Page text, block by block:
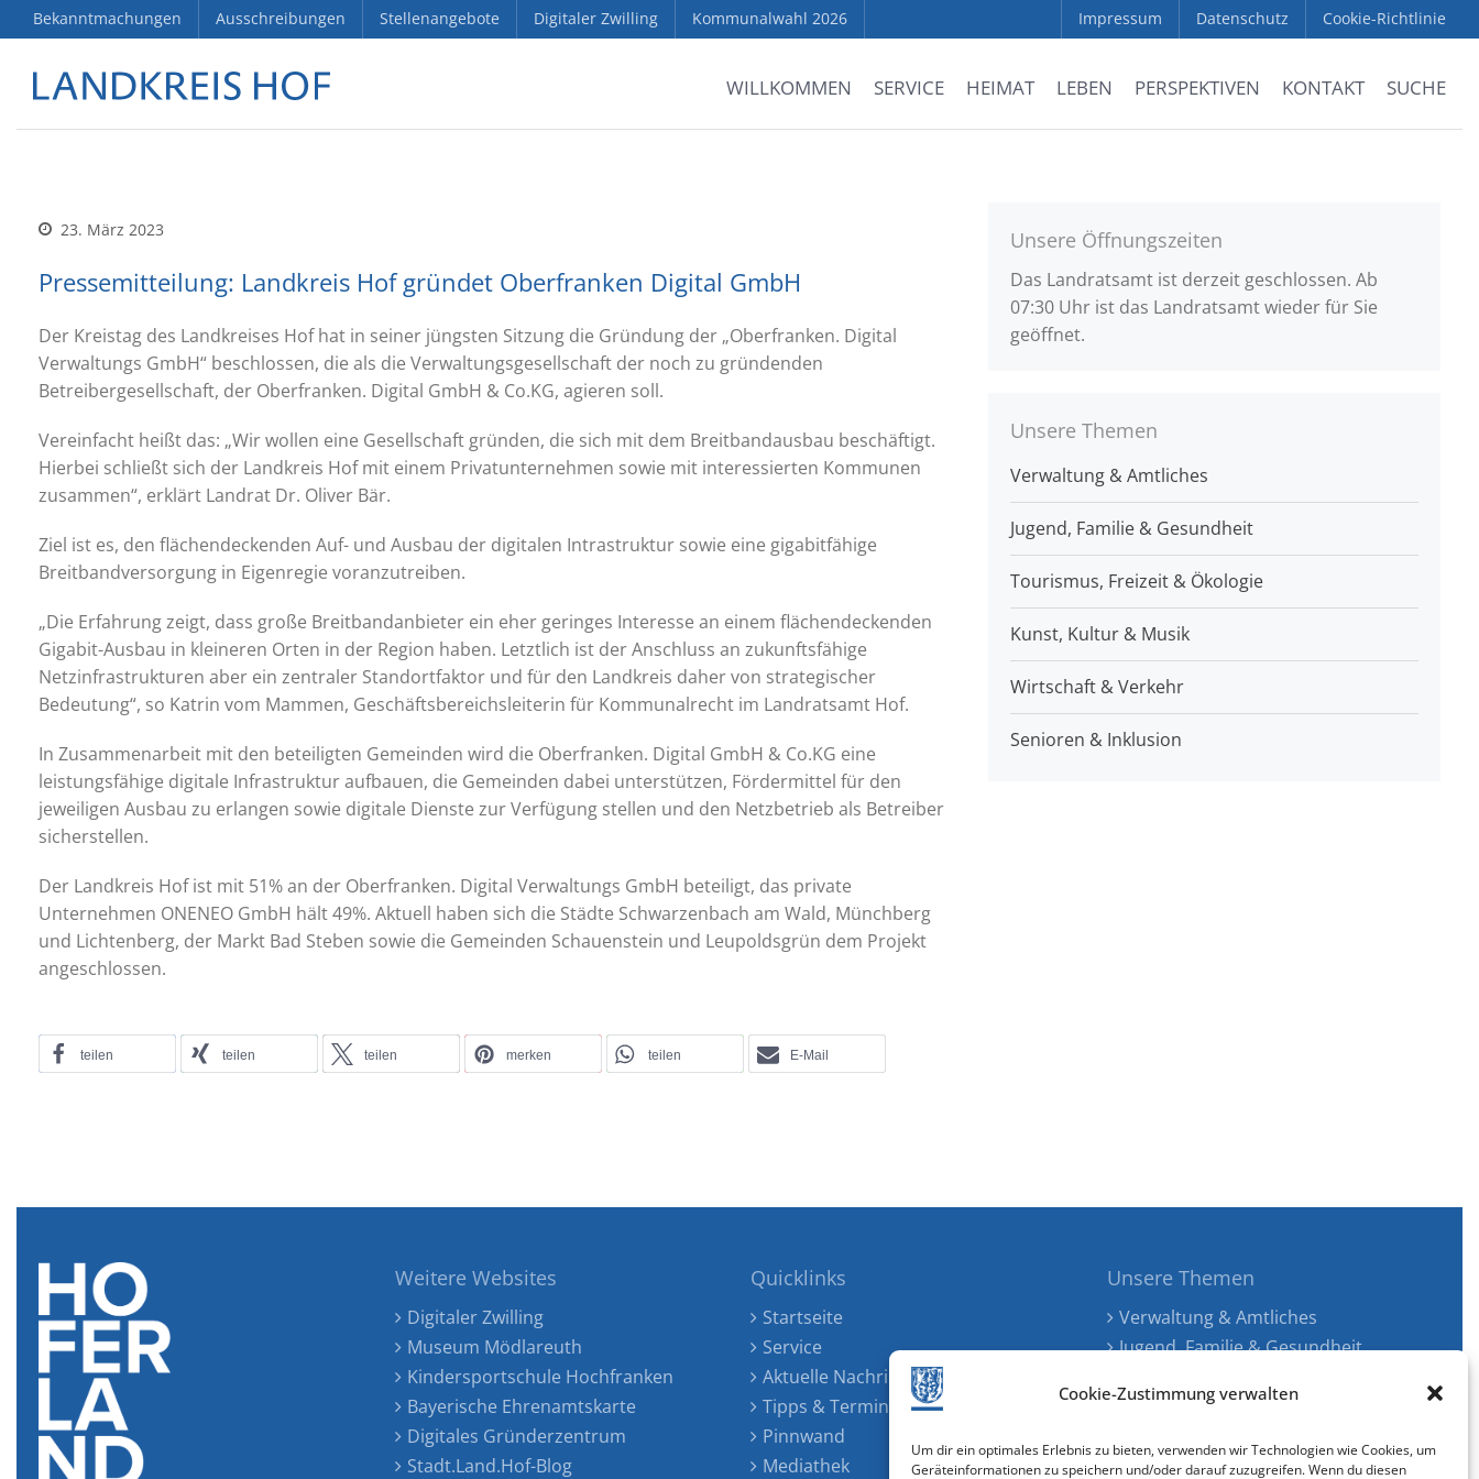
Cookie-Zustimmung verwalten
Um dir ein optimales Erlebnis zu bieten, verwenden wir Technologien wie Cookies, um
Geräteinformationen zu speichern und/oder darauf zuzugreifen. Wenn du diesen
Bekanntmachungen Ausschreibungen Stellenangebote Digitaler Zwilling Kommunalwahl 2026 Impressum Datenschutz Cookie-Richtlinie
WILLKOMMEN SERVICE HEIMAT LEBEN PERSPEKTIVEN KONTAKT SUCHE
23. März 2023
Pressemitteilung: Landkreis Hof gründet Oberfranken Digital GmbH
Der Kreistag des Landkreises Hof hat in seiner jüngsten Sitzung die Gründung der „Oberfranken. Digital
Verwaltungs GmbH“ beschlossen, die als die Verwaltungsgesellschaft der noch zu gründenden
Betreibergesellschaft, der Oberfranken. Digital GmbH & Co.KG, agieren soll.
Vereinfacht heißt das: „Wir wollen eine Gesellschaft gründen, die sich mit dem Breitbandausbau beschäftigt.
Hierbei schließt sich der Landkreis Hof mit einem Privatunternehmen sowie mit interessierten Kommunen
zusammen“, erklärt Landrat Dr. Oliver Bär.
Ziel ist es, den flächendeckenden Auf- und Ausbau der digitalen Intrastruktur sowie eine gigabitfähige
Breitbandversorgung in Eigenregie voranzutreiben.
„Die Erfahrung zeigt, dass große Breitbandanbieter ein eher geringes Interesse an einem flächendeckenden
Gigabit-Ausbau in kleineren Orten in der Region haben. Letztlich ist der Anschluss an zukunftsfähige
Netzinfrastrukturen aber ein zentraler Standortfaktor und für den Landkreis daher von strategischer
Bedeutung“, so Katrin vom Mammen, Geschäftsbereichsleiterin für Kommunalrecht im Landratsamt Hof.
In Zusammenarbeit mit den beteiligten Gemeinden wird die Oberfranken. Digital GmbH & Co.KG eine
leistungsfähige digitale Infrastruktur aufbauen, die Gemeinden dabei unterstützen, Fördermittel für den
jeweiligen Ausbau zu erlangen sowie digitale Dienste zur Verfügung stellen und den Netzbetrieb als Betreiber
sicherstellen.
Der Landkreis Hof ist mit 51% an der Oberfranken. Digital Verwaltungs GmbH beteiligt, das private
Unternehmen ONENEO GmbH hält 49%. Aktuell haben sich die Städte Schwarzenbach am Wald, Münchberg
und Lichtenberg, der Markt Bad Steben sowie die Gemeinden Schauenstein und Leupoldsgrün dem Projekt
angeschlossen.
teilen teilen teilen merken teilen E-Mail
Unsere Öffnungszeiten
Das Landratsamt ist derzeit geschlossen. Ab
07:30 Uhr ist das Landratsamt wieder für Sie
geöffnet.
Unsere Themen
Verwaltung & Amtliches
Jugend, Familie & Gesundheit
Tourismus, Freizeit & Ökologie
Kunst, Kultur & Musik
Wirtschaft & Verkehr
Senioren & Inklusion
Weitere Websites
Digitaler Zwilling
Museum Mödlareuth
Kindersportschule Hochfranken
Bayerische Ehrenamtskarte
Digitales Gründerzentrum
Stadt.Land.Hof-Blog
Quicklinks
Startseite
Service
Aktuelle Nachrichten
Tipps & Termine
Pinnwand
Mediathek
Unsere Themen
Verwaltung & Amtliches
Jugend, Familie & Gesundheit
Kunst, Kultur & Musik
Senioren & Inklusion